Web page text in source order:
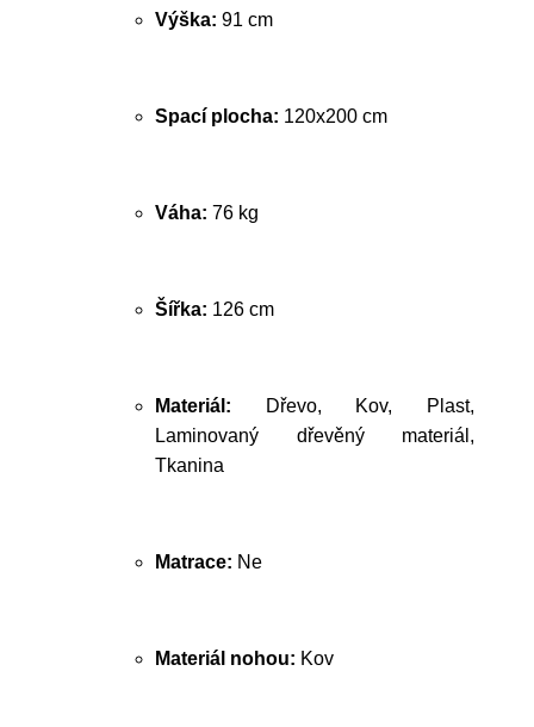
Výška: 91 cm
Spací plocha: 120x200 cm
Váha: 76 kg
Šířka: 126 cm
Materiál: Dřevo, Kov, Plast,
Laminovaný dřevěný materiál,
Tkanina
Matrace: Ne
Materiál nohou: Kov